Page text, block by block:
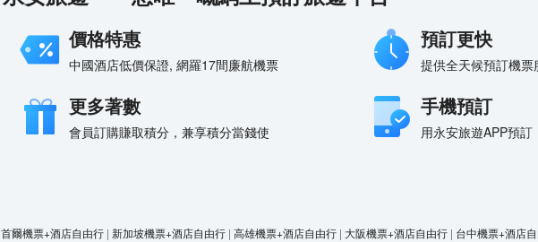
價格特惠
中國酒店低價保證, 網羅17間廉航機票
預訂更快
提供全天候預訂機
更多著數
會員訂購賺取積分，兼享積分當錢使
手機預訂
用永安旅遊APP預訂
首爾機票+酒店自由行 | 新加坡機票+酒店自由行 | 高雄機票+酒店自由行 | 大阪機票+酒店自由行 | 台中機票+酒店